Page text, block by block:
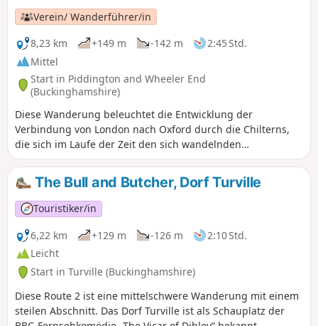
Verein/ Wanderführer/in
8,23 km
+149 m -142 m
2:45 Std.
Mittel
Start in Piddington and Wheeler End
(Buckinghamshire)
Diese Wanderung beleuchtet die Entwicklung der
Verbindung von London nach Oxford durch die Chilterns,
die sich im Laufe der Zeit den sich wandelnden
Bedürfnissen angepasst hat. Über die Jahrhunderte hinweg
wurde auf verschiedenen Routen versucht, den einfachsten
Weg über die Chiltern Hills zu finden. Unmittelbar südlich
des Startpunkts verlief früher eine Römerstraße. Heinrich II.
ließ eine Straße von London zu seinem Palast in Woodstock
bauen, und es gab alte Packpferdewege, Kutschenrouten,
Mautstraßen und heute eine Autobahn.
The Bull and Butcher, Dorf Turville
Touristiker/in
6,22 km
+129 m -126 m
2:10 Std.
Leicht
Start in Turville (Buckinghamshire)
Diese Route 2 ist eine mittelschwere Wanderung mit einem
steilen Abschnitt. Das Dorf Turville ist als Schauplatz der